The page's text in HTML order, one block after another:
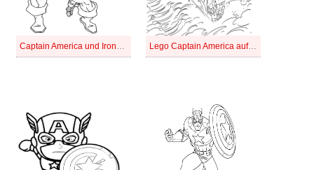
Captain America und Ironman-Fliegen Lego Captain America auf Motorrad